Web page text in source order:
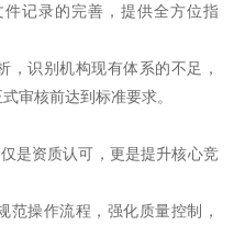
记录的完善，提供全方位指
，识别机构现有体系的不足，
审核前达到标准要求。
是资质认可，更是提升核心竞
范操作流程，强化质量控制，